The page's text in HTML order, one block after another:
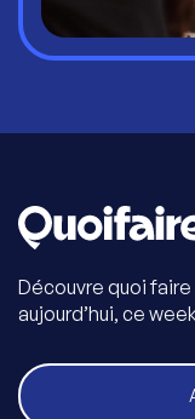
Découvre quoi
aujourd’hui, ce